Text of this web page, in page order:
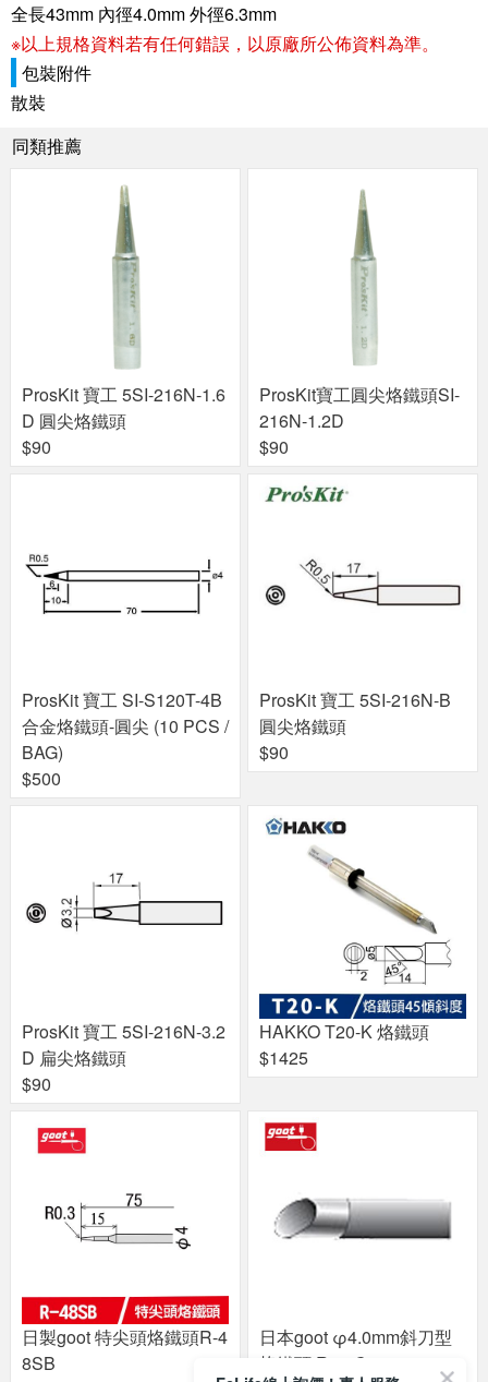
全長43mm 內徑4.0mm 外徑6.3mm
※以上規格資料若有任何錯誤，以原廠所公佈資料為準。
包裝附件
散裝
同類推薦
ProsKit 寶工 5SI-216N-1.6
D 圓尖烙鐵頭
$90
ProsKit寶工圓尖烙鐵頭SI-
216N-1.2D
$90
ProsKit 寶工 SI-S120T-4B
合金烙鐵頭-圓尖 (10 PCS /
BAG)
$500
ProsKit 寶工 5SI-216N-B
圓尖烙鐵頭
$90
ProsKit 寶工 5SI-216N-3.2
D 扁尖烙鐵頭
$90
HAKKO T20-K 烙鐵頭
$1425
日製goot 特尖頭烙鐵頭R-4
8SB
日本goot φ4.0mm斜刀型
烙鐵頭 R-48C